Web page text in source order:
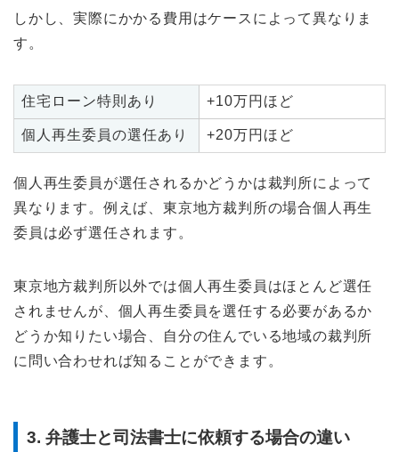
しかし、実際にかかる費用はケースによって異なりま
す。
住宅ローン特則あり +10万円ほど
個人再生委員の選任あり +20万円ほど
個人再生委員が選任されるかどうかは裁判所によって
異なります。例えば、東京地方裁判所の場合個人再生
委員は必ず選任されます。
東京地方裁判所以外では個人再生委員はほとんど選任
されませんが、個人再生委員を選任する必要があるか
どうか知りたい場合、自分の住んでいる地域の裁判所
に問い合わせれば知ることができます。
3. 弁護士と司法書士に依頼する場合の違い